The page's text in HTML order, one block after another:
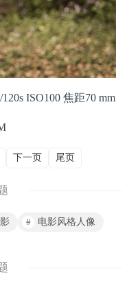
ISO100 焦距70 mm
下一页 尾页
电影风格人像